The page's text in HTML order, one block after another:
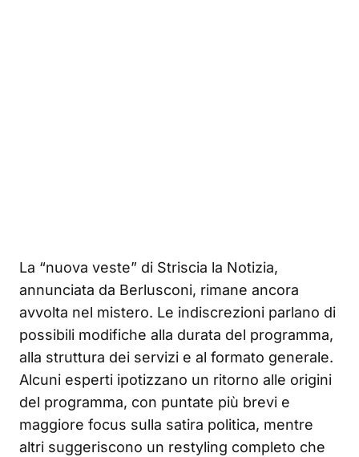
La “nuova veste” di Striscia la Notizia,
annunciata da Berlusconi, rimane ancora
avvolta nel mistero. Le indiscrezioni parlano di
possibili modifiche alla durata del programma,
alla struttura dei servizi e al formato generale.
Alcuni esperti ipotizzano un ritorno alle origini
del programma, con puntate più brevi e
maggiore focus sulla satira politica, mentre
altri suggeriscono un restyling completo che